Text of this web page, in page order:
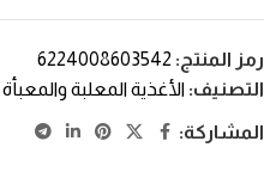
رمز المنتج: 6224008603542
التصنيف: الأغذية المعلبة
المشاركة: